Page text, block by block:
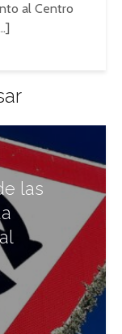
al Centro
las